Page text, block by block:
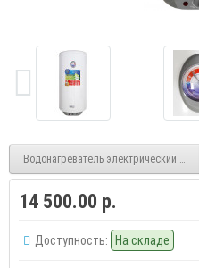
Водонагреватель электрический De
14 500.00 р.
Доступность: На складе